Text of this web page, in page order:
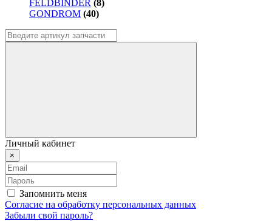
FELDBINDER (8)
GONDROM (40)
Личный кабинет
×
Запомнить меня
Согласие на обработку персональных данных
Забыли свой пароль?